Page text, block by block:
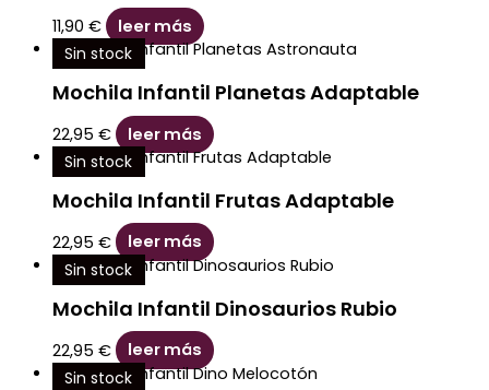
11,90 €
leer más
Sin stock
Mochila Infantil Planetas Adaptable
22,95 €
leer más
Sin stock
Mochila Infantil Frutas Adaptable
22,95 €
leer más
Sin stock
Mochila Infantil Dinosaurios Rubio
22,95 €
leer más
Sin stock